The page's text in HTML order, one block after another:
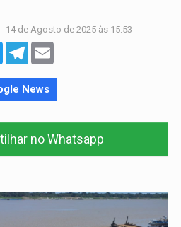
14 de Agosto de 2025 às 15:53
TwitterTelegram
News
no Whatsapp